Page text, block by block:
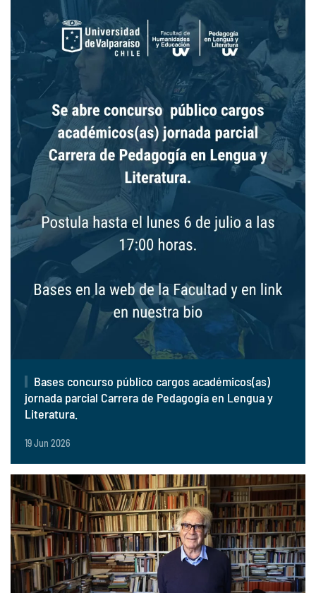
Bases concurso público cargos académicos(as)
jornada parcial Carrera de Pedagogía en Lengua y
Literatura.
19 Jun 2026